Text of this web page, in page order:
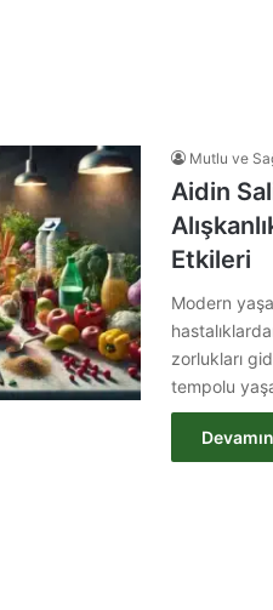
Mutlu ve
Aidin
Etkileri
Modern
zorlukları
tempolu